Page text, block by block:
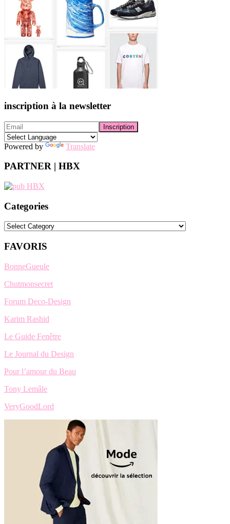
inscription à la newsletter
Powered by Translate
PARTNER | HBX
Categories
Categories
FAVORIS
BonneGueule
Chutmonsecret
Forum Deco-Design
Karim Rashid
Le Guide Fenêtre
Le Journal du Design
Pour l’amour du Beau
Tony Lemâle
VeryGoodLord